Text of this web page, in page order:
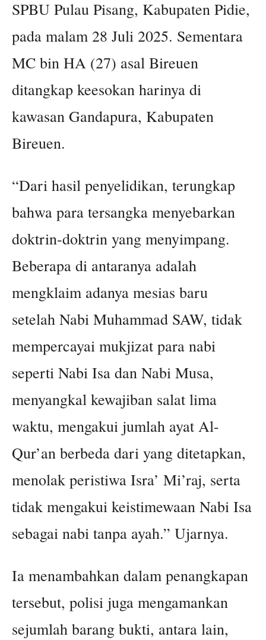
SPBU Pulau Pisang, Kabupaten Pidie,
pada malam 28 Juli 2025. Sementara
MC bin HA (27) asal Bireuen
ditangkap keesokan harinya di
kawasan Gandapura, Kabupaten
Bireuen.
“Dari hasil penyelidikan, terungkap
bahwa para tersangka menyebarkan
doktrin-doktrin yang menyimpang.
Beberapa di antaranya adalah
mengklaim adanya mesias baru
setelah Nabi Muhammad SAW, tidak
mempercayai mukjizat para nabi
seperti Nabi Isa dan Nabi Musa,
menyangkal kewajiban salat lima
waktu, mengakui jumlah ayat Al-
Qur’an berbeda dari yang ditetapkan,
menolak peristiwa Isra’ Mi’raj, serta
tidak mengakui keistimewaan Nabi Isa
sebagai nabi tanpa ayah.” Ujarnya.
Ia menambahkan dalam penangkapan
tersebut, polisi juga mengamankan
sejumlah barang bukti, antara lain,